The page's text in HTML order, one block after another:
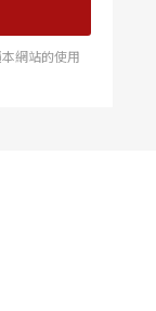
Phaido
形態／後現
網站的使用